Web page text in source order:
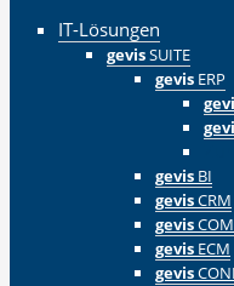
IT-Lösungen
gevisSUITE
gevis ERP
gevis BI
gevisCRM
gevis
gevis ECM
gevis